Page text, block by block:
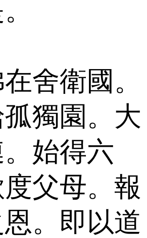
舍衛國。
獨園。大
。始得六
父母。報
。即以道